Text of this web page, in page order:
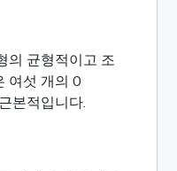
의 균형적이고 조
여섯 개의 0
본적입니다.